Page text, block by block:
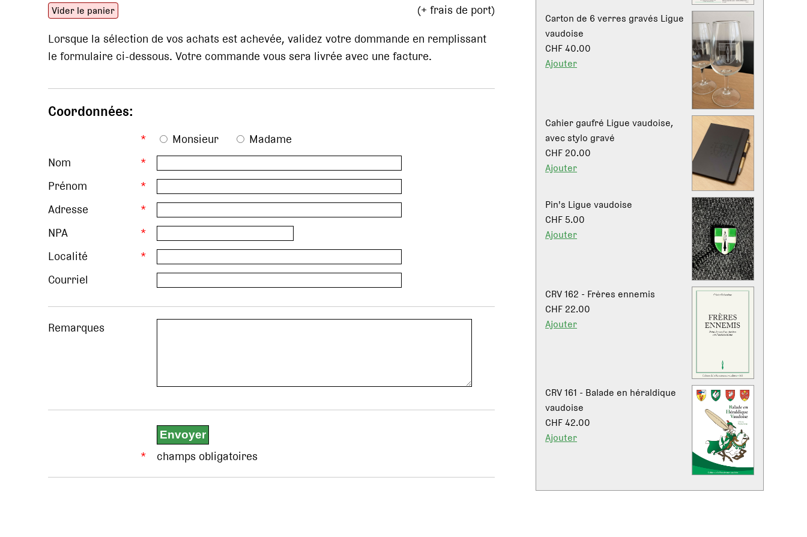
(+ frais de port)
Vider le panier
Lorsque la sélection de vos achats est achevée, validez votre dommande en remplissant
le formulaire ci-dessous. Votre commande vous sera livrée avec une facture.
Coordonnées:
* Monsieur
Madame
Nom
*
Prénom
*
Adresse
*
NPA
*
Localité
*
Courriel
Remarques
* champs obligatoires
Carton de 6 verres gravés Ligue
vaudoise
CHF 40.00
Ajouter
Cahier gaufré Ligue vaudoise,
avec stylo gravé
CHF 20.00
Ajouter
Pin's Ligue vaudoise
CHF 5.00
Ajouter
CRV 162 - Frères ennemis
CHF 22.00
Ajouter
CRV 161 - Balade en héraldique
vaudoise
CHF 42.00
Ajouter